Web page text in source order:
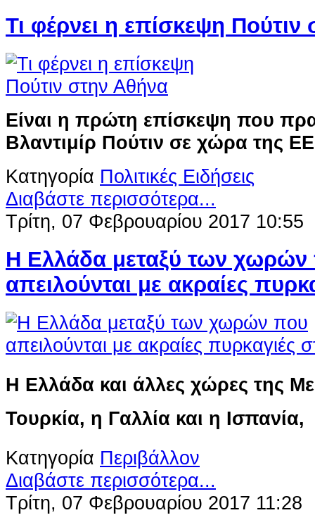
Τι φέρνει η επίσκεψη
Είναι η πρώτη επίσκεψη που
Βλαντιμίρ Πούτιν σε χώρα της
Κατηγορία Πολιτικές Ειδήσεις
Διαβάστε περισσότερα...
Τρίτη, 07 Φεβρουαρίου 2017 10:55
Η Ελλάδα μεταξύ των
απειλούνται με ακραίες
Η Ελλάδα και άλλες χώρες της
Τουρκία, η Γαλλία και η Ισπανία,
Κατηγορία Περιβάλλον
Διαβάστε περισσότερα...
Τρίτη, 07 Φεβρουαρίου 2017 11:28